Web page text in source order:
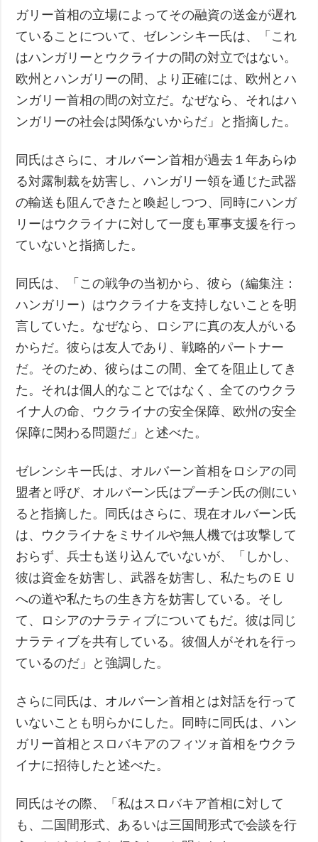
ガリー首相の立場によってその融資の送金が遅れ
ていることについて、ゼレンシキー氏は、「これ
はハンガリーとウクライナの間の対立ではない。
欧州とハンガリーの間、より正確には、欧州とハ
ンガリー首相の間の対立だ。なぜなら、それはハ
ンガリーの社会は関係ないからだ」と指摘した。
同氏はさらに、オルバーン首相が過去１年あらゆ
る対露制裁を妨害し、ハンガリー領を通じた武器
の輸送も阻んできたと喚起しつつ、同時にハンガ
リーはウクライナに対して一度も軍事支援を行っ
ていないと指摘した。
同氏は、「この戦争の当初から、彼ら（編集注：
ハンガリー）はウクライナを支持しないことを明
言していた。なぜなら、ロシアに真の友人がいる
からだ。彼らは友人であり、戦略的パートナー
だ。そのため、彼らはこの間、全てを阻止してき
た。それは個人的なことではなく、全てのウクラ
イナ人の命、ウクライナの安全保障、欧州の安全
保障に関わる問題だ」と述べた。
ゼレンシキー氏は、オルバーン首相をロシアの同
盟者と呼び、オルバーン氏はプーチン氏の側にい
ると指摘した。同氏はさらに、現在オルバーン氏
は、ウクライナをミサイルや無人機では攻撃して
おらず、兵士も送り込んでいないが、「しかし、
彼は資金を妨害し、武器を妨害し、私たちのＥＵ
への道や私たちの生き方を妨害している。そし
て、ロシアのナラティブについてもだ。彼は同じ
ナラティブを共有している。彼個人がそれを行っ
ているのだ」と強調した。
さらに同氏は、オルバーン首相とは対話を行って
いないことも明らかにした。同時に同氏は、ハン
ガリー首相とスロバキアのフィツォ首相をウクラ
イナに招待したと述べた。
同氏はその際、「私はスロバキア首相に対して
も、二国間形式、あるいは三国間形式で会談を行